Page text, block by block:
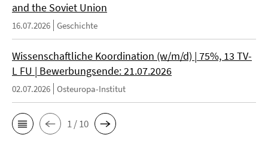
and the Soviet Union
16.07.2026 Geschichte
Wissenschaftliche Koordination (w/m/d) | 75%, 13 TV-
L FU | Bewerbungsende: 21.07.2026
02.07.2026 Osteuropa-Institut
1 / 10